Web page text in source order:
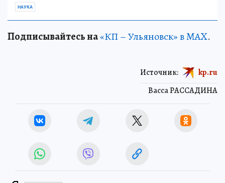
НАУКА
Подписывайтесь на«КП – Ульяновск» в MAX.
Васса РАССАДИНА
Источник: kp.ru